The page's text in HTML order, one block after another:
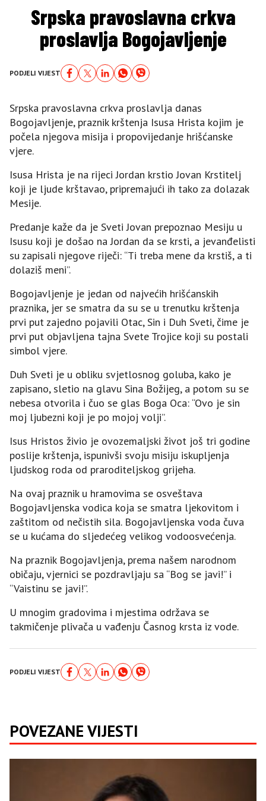
Srpska pravoslavna crkva
proslavlja Bogojavljenje
PODJELI VIJEST
Srpska pravoslavna crkva proslavlja danas
Bogojavljenje, praznik krštenja Isusa Hrista kojim je
počela njegova misija i propovijedanje hrišćanske
vjere.
Isusa Hrista je na rijeci Jordan krstio Jovan Krstitelj
koji je ljude krštavao, pripremajući ih tako za dolazak
Mesije.
Predanje kaže da je Sveti Jovan prepoznao Mesiju u
Isusu koji je došao na Jordan da se krsti, a jevanđelisti
su zapisali njegove riječi: “Ti treba mene da krstiš, a ti
dolaziš meni”.
Bogojavljenje je jedan od najvećih hrišćanskih
praznika, jer se smatra da su se u trenutku krštenja
prvi put zajedno pojavili Otac, Sin i Duh Sveti, čime je
prvi put objavljena tajna Svete Trojice koji su postali
simbol vjere.
Duh Sveti je u obliku svjetlosnog goluba, kako je
zapisano, sletio na glavu Sina Božijeg, a potom su se
nebesa otvorila i čuo se glas Boga Oca: “Ovo je sin
moj ljubezni koji je po mojoj volji”.
Isus Hristos živio je ovozemaljski život još tri godine
poslije krštenja, ispunivši svoju misiju iskupljenja
ljudskog roda od praroditeljskog grijeha.
Na ovaj praznik u hramovima se osveštava
Bogojavljenska vodica koja se smatra ljekovitom i
zaštitom od nečistih sila. Bogojavljenska voda čuva
se u kućama do sljedećeg velikog vodoosvećenja.
Na praznik Bogojavljenja, prema našem narodnom
običaju, vjernici se pozdravljaju sa “Bog se javi!” i
“Vaistinu se javi!”.
U mnogim gradovima i mjestima održava se
takmičenje plivača u vađenju Časnog krsta iz vode.
PODJELI VIJEST
POVEZANE VIJESTI